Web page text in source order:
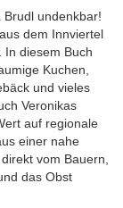
Brudl undenkbar!
dem Innviertel
In diesem Buch
Kuchen,
und vieles
Veronikas
auf regionale
einer nahe
vom Bauern,
das Obst